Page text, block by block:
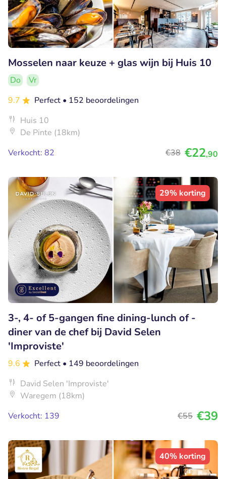
Mosselen naar keuze + glas wijn bij Huis 10
Do
Vr
9.7
Perfect • 152 beoordelingen
Huis 10
De Pinte (18km)
Verkocht: 82
€38 €22,90
29% korting
3-, 4- of 5-gangen fine dining-lunch of -
diner van de chef bij David Selen
'Improviste'
9.6 Perfect • 149 beoordelingen
David Selen 'Improviste'
Waregem (18km)
Verkocht: 139
€55 €39
40% korting